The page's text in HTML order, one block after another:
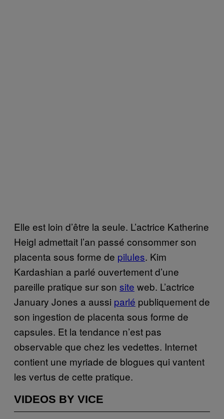
Elle est loin d’être la seule. L’actrice Katherine
Heigl admettait l’an passé consommer son
placenta sous forme de pilules. Kim
Kardashian a parlé ouvertement d’une
pareille pratique sur son site web. L’actrice
January Jones a aussi parlé publiquement de
son ingestion de placenta sous forme de
capsules. Et la tendance n’est pas
observable que chez les vedettes. Internet
contient une myriade de blogues qui vantent
les vertus de cette pratique.
VIDEOS BY VICE